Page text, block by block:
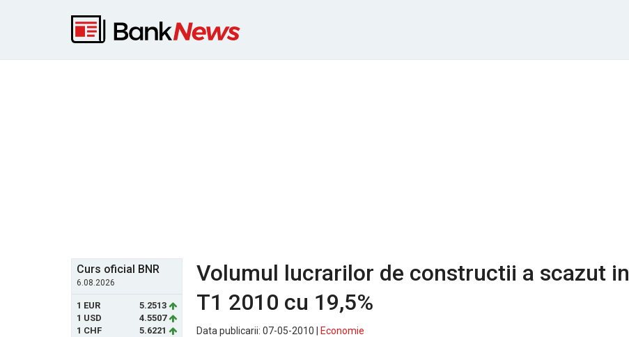
Curs oficial BNR
6.08.2026
1 EUR
5.2513
1 USD
4.5507
1 CHF
5.6221
Volumul lucrarilor de constructii a scazut in
T1 2010 cu 19,5%
Data publicarii: 07-05-2010 |
Economie